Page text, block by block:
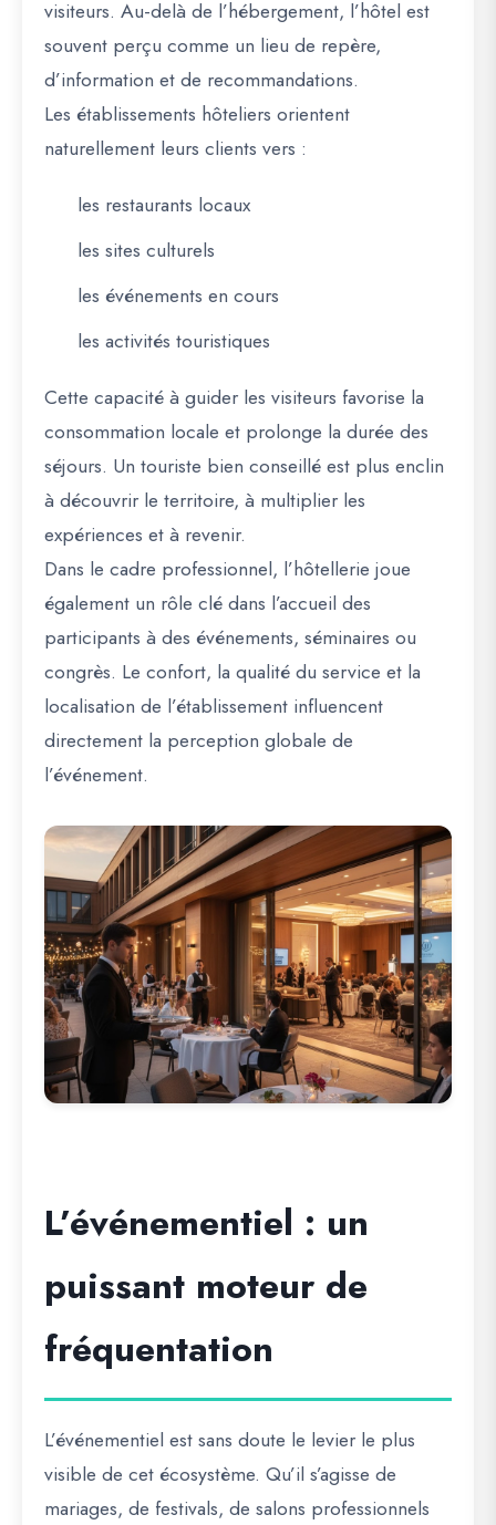
visiteurs. Au-delà de l’hébergement, l’hôtel est
souvent perçu comme un lieu de repère,
d’information et de recommandations.
Les établissements hôteliers orientent
naturellement leurs clients vers :
les restaurants locaux
les sites culturels
les événements en cours
les activités touristiques
Cette capacité à guider les visiteurs favorise la
consommation locale et prolonge la durée des
séjours. Un touriste bien conseillé est plus enclin
à découvrir le territoire, à multiplier les
expériences et à revenir.
Dans le cadre professionnel, l’hôtellerie joue
également un rôle clé dans l’accueil des
participants à des événements, séminaires ou
congrès. Le confort, la qualité du service et la
localisation de l’établissement influencent
directement la perception globale de
l’événement.
L’événementiel : un
puissant moteur de
fréquentation
L’événementiel est sans doute le levier le plus
visible de cet écosystème. Qu’il s’agisse de
mariages, de festivals, de salons professionnels